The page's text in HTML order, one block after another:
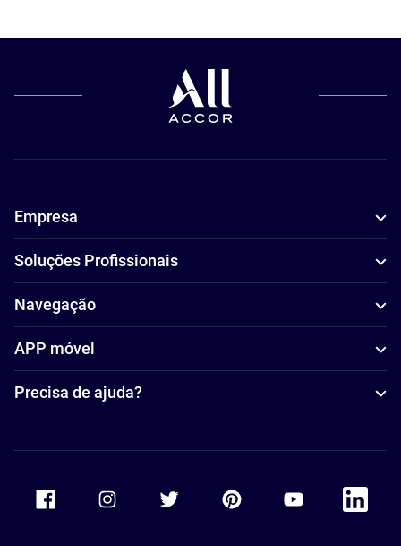
Empresa
Soluções Profissionais
Navegação
APP móvel
Precisa de ajuda?
Accor Youtube
Accor